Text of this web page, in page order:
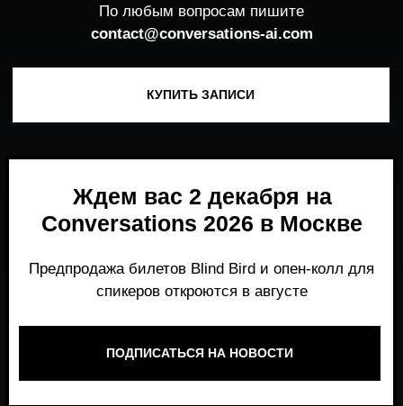
Ждем вас 2 декабря на
Conversations 2026 в Москве
ПОДПИСАТЬСЯ НА НОВОСТИ
Место, где можно получить честный,
работает и формирует рынок генеративного